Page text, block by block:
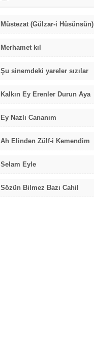
Müstezat (Gülzar-i Hüsünsün)
Merhamet kıl
Şu sinemdeki yareler sızılar
Kalkın Ey Erenler Durun Aya
Ey Nazlı Cananım
Ah Elinden Zülf-i Kemendim
Selam Eyle
Sözün Bilmez Bazı Cahil